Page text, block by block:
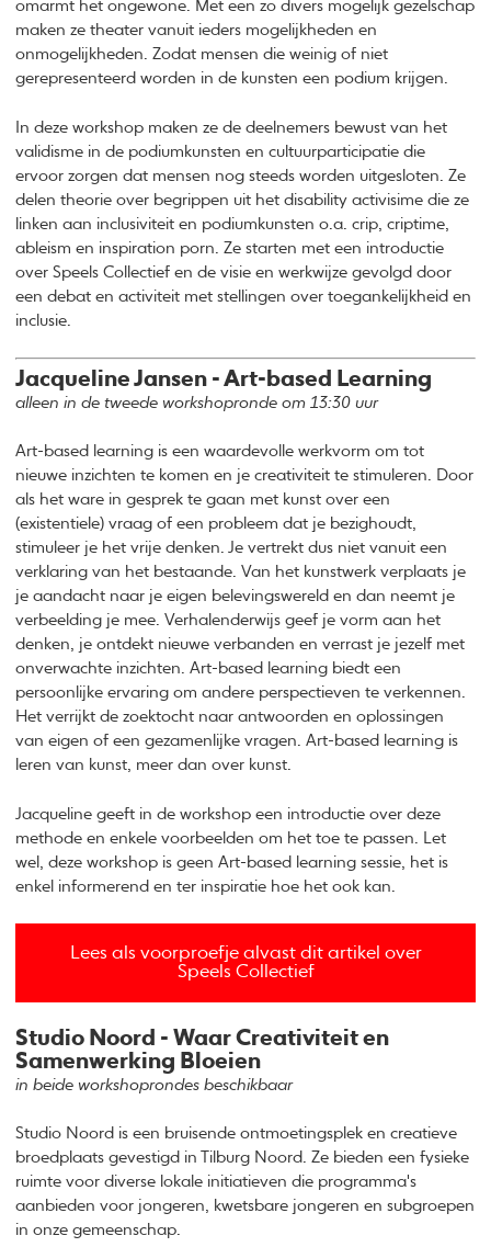
omarmt het ongewone. Met een zo divers mogelijk gezelschap
maken ze theater vanuit ieders mogelijkheden en
onmogelijkheden. Zodat mensen die weinig of niet
gerepresenteerd worden in de kunsten een podium krijgen.
In deze workshop maken ze de deelnemers bewust van het
validisme in de podiumkunsten en cultuurparticipatie die
ervoor zorgen dat mensen nog steeds worden uitgesloten. Ze
delen theorie over begrippen uit het disability activisime die ze
linken aan inclusiviteit en podiumkunsten o.a. crip, criptime,
ableism en inspiration porn. Ze starten met een introductie
over Speels Collectief en de visie en werkwijze gevolgd door
een debat en activiteit met stellingen over toegankelijkheid en
inclusie.
Jacqueline Jansen - Art-based Learning
alleen in de tweede workshopronde om 13:30 uur
Art-based learning is een waardevolle werkvorm om tot
nieuwe inzichten te komen en je creativiteit te stimuleren. Door
als het ware in gesprek te gaan met kunst over een
(existentiele) vraag of een probleem dat je bezighoudt,
stimuleer je het vrije denken. Je vertrekt dus niet vanuit een
verklaring van het bestaande. Van het kunstwerk verplaats je
je aandacht naar je eigen belevingswereld en dan neemt je
verbeelding je mee. Verhalenderwijs geef je vorm aan het
denken, je ontdekt nieuwe verbanden en verrast je jezelf met
onverwachte inzichten. Art-based learning biedt een
persoonlijke ervaring om andere perspectieven te verkennen.
Het verrijkt de zoektocht naar antwoorden en oplossingen
van eigen of een gezamenlijke vragen. Art-based learning is
leren van kunst, meer dan over kunst.
Jacqueline geeft in de workshop een introductie over deze
methode en enkele voorbeelden om het toe te passen. Let
wel, deze workshop is geen Art-based learning sessie, het is
enkel informerend en ter inspiratie hoe het ook kan.
Lees als voorproefje alvast dit artikel over
Speels Collectief
Studio Noord - Waar Creativiteit en
Samenwerking Bloeien
in beide workshoprondes beschikbaar
Studio Noord is een bruisende ontmoetingsplek en creatieve
broedplaats gevestigd in Tilburg Noord. Ze bieden een fysieke
ruimte voor diverse lokale initiatieven die programma's
aanbieden voor jongeren, kwetsbare jongeren en subgroepen
in onze gemeenschap.